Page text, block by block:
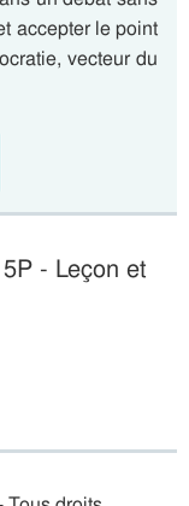
accepter le point
vecteur du
- Leçon et